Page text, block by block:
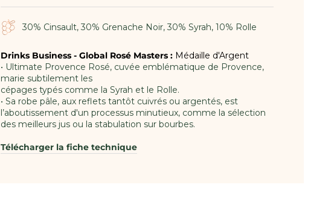
30% Cinsault, 30% Grenache Noir, 30% Syrah, 10% Rolle
Drinks Business - Global Rosé Masters : Médaille d'Argent
• Ultimate Provence Rosé, cuvée emblématique de Provence,
marie subtilement les
cépages typés comme la Syrah et le Rolle.
• Sa robe pâle, aux reflets tantôt cuivrés ou argentés, est
l’aboutissement d'un processus minutieux, comme la sélection
des meilleurs jus ou la stabulation sur bourbes.
Télécharger la fiche technique